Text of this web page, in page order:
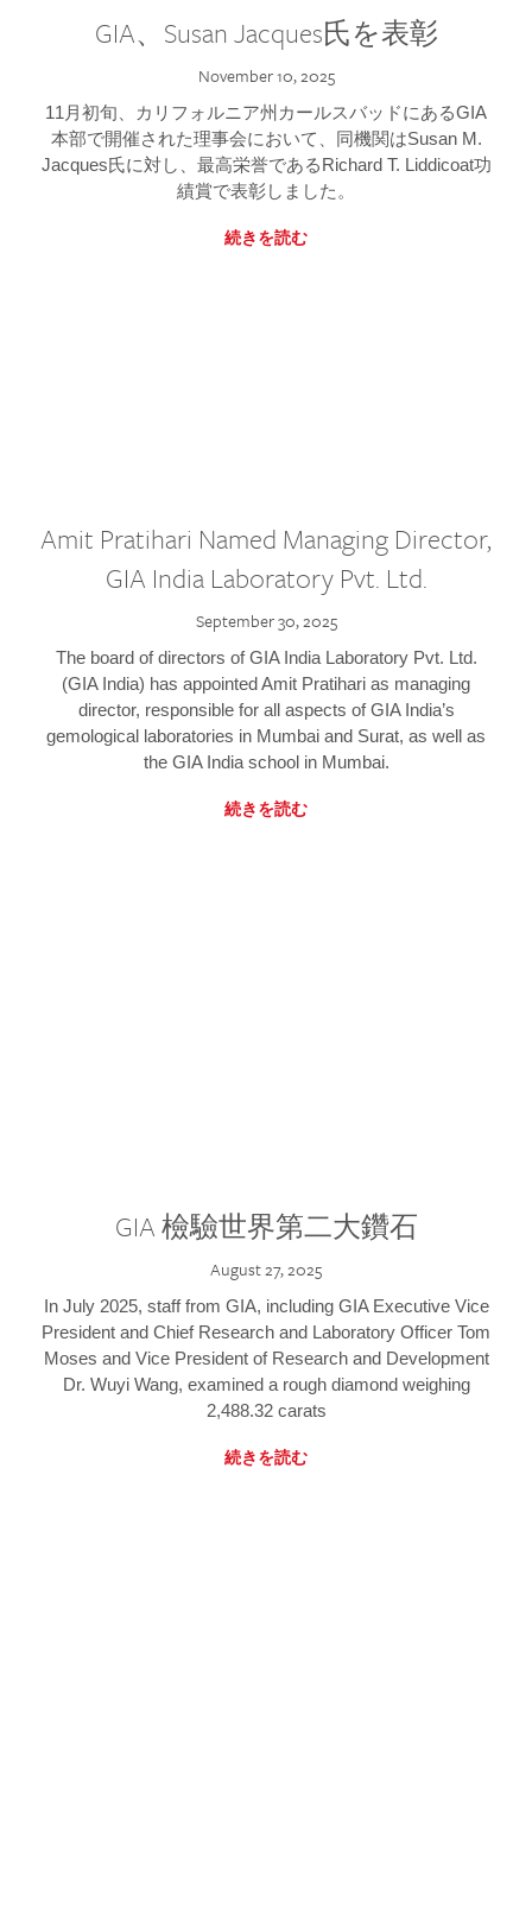
GIA、Susan Jacques氏を表彰
November 10, 2025
11月初旬、カリフォルニア州カールスバッドにあるGIA
本部で開催された理事会において、同機関はSusan M.
Jacques氏に対し、最高栄誉であるRichard T. Liddicoat功
績賞で表彰しました。
続きを読む
Amit Pratihari Named Managing Director,
GIA India Laboratory Pvt. Ltd.
September 30, 2025
The board of directors of GIA India Laboratory Pvt. Ltd.
(GIA India) has appointed Amit Pratihari as managing
director, responsible for all aspects of GIA India’s
gemological laboratories in Mumbai and Surat, as well as
the GIA India school in Mumbai.
続きを読む
GIA 檢驗世界第二大鑽石
August 27, 2025
In July 2025, staff from GIA, including GIA Executive Vice
President and Chief Research and Laboratory Officer Tom
Moses and Vice President of Research and Development
Dr. Wuyi Wang, examined a rough diamond weighing
2,488.32 carats
続きを読む